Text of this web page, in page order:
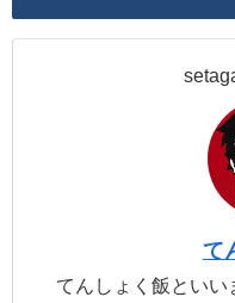
て
てんしょく飯といい